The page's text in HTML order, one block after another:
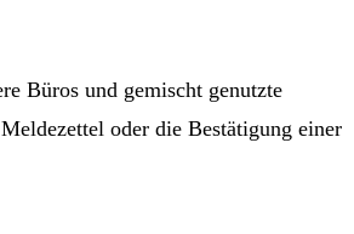
Büros und gemischt genutzte
oder die Bestätigung einer